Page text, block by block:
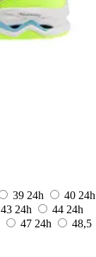
39 24h 40 24h
43 24h 44 24h
47 24h
48,5